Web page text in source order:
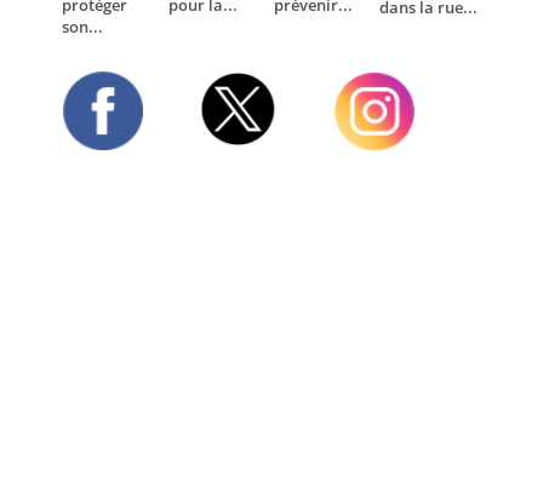
son...
dans la rue...